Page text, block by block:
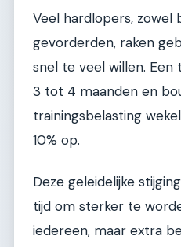
Veel hardlopers, zowel
gevorderden, raken
snel te veel willen.
3 tot 4 maanden en
trainingsbelasting
10% op.
Deze geleidelijke
tijd om sterker te
iedereen, maar extra